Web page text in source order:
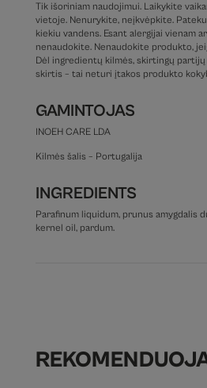
Tik išoriniam naudojimui. Laikykite
vietoje. Nenurykite, neįkvėpkite.
kiekiu vandens. Esant alergijai vienam
nenaudokite. Nenaudokite produkto,
Dėl ingredientų kilmės, skirtingų
skirtis – tai neturi įtakos produkto
GAMINTOJAS
INOEH CARE LDA
Kilmės šalis – Portugalija
INGREDIENTS
Parafinum liquidum, prunus amygdalis
kernel oil, pardum.